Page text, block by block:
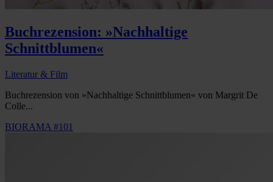
Buchrezension: »Nachhaltige
Schnittblumen«
Literatur & Film
Buchrezension von »Nachhaltige Schnittblumen« von Margrit De
Colle...
BIORAMA #101